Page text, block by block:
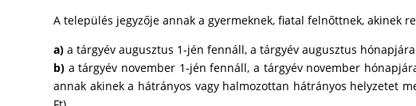
A település jegyzője annak a gyermeknek, fiatal felnőttnek, akinek
a) a tárgyév augusztus 1-jén fennáll, a tárgyév augusztus
b) a tárgyév november 1-jén fennáll, a tárgyév november
annak akinek a hátrányos vagy halmozottan hátrányos helyzetet